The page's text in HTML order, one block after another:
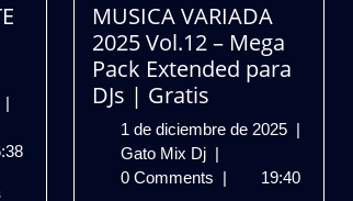
30
agosto
|
MUSICA VARIADA
2025 Vol.12 – Mega
Pack Extended para
DJs | Gratis
1 de diciembre de 2025 1
diciembre
|
Gato Mix Dj MUSICA
VARIADA
|
0 Comments | 19:40